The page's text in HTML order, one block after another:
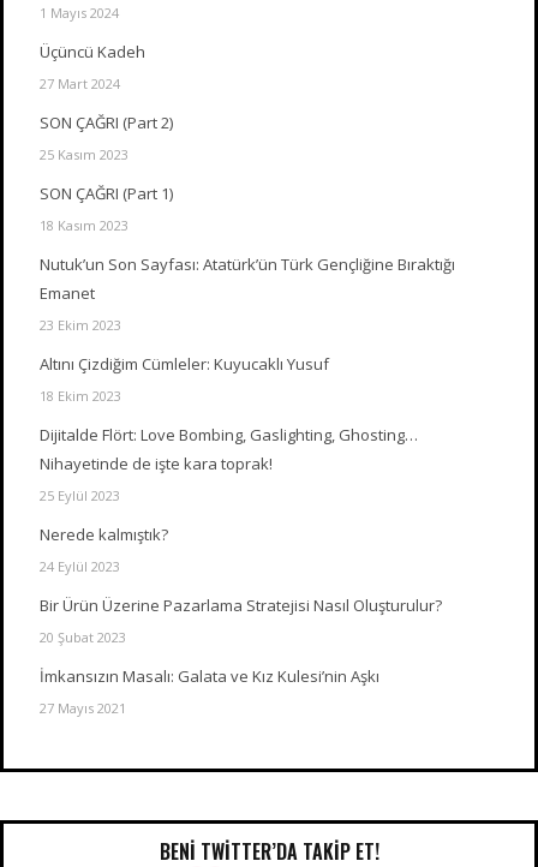
1 Mayıs 2024
Üçüncü Kadeh
27 Mart 2024
SON ÇAĞRI (Part 2)
25 Kasım 2023
SON ÇAĞRI (Part 1)
18 Kasım 2023
Nutuk’un Son Sayfası: Atatürk’ün Türk Gençliğine Bıraktığı
Emanet
23 Ekim 2023
Altını Çizdiğim Cümleler: Kuyucaklı Yusuf
18 Ekim 2023
Dijitalde Flört: Love Bombing, Gaslighting, Ghosting…
Nihayetinde de işte kara toprak!
25 Eylül 2023
Nerede kalmıştık?
24 Eylül 2023
Bir Ürün Üzerine Pazarlama Stratejisi Nasıl Oluşturulur?
20 Şubat 2023
İmkansızın Masalı: Galata ve Kız Kulesi’nin Aşkı
27 Mayıs 2021
BENI TWITTER’DA TAKIP ET!